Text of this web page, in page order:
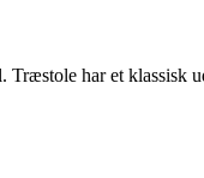
har et klassisk